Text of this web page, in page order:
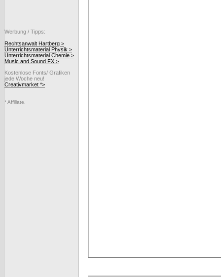
Werbung / Tipps:
Rechtsanwalt Hartberg >
Unterrichtsmaterial Physik >
Unterrichtsmaterial Chemie >
Music and Sound FX >
Kostenlose Fonts/ Grafiken
jede Woche neu!
Creativmarket *>
* Affiliate.